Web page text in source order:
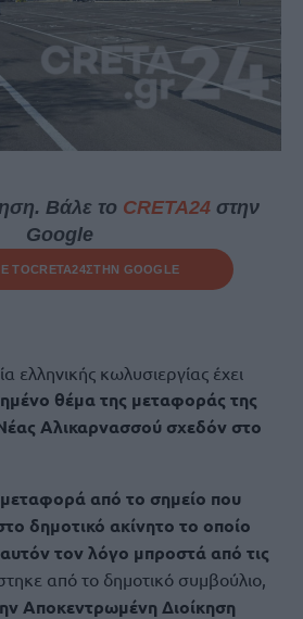
Βάλε το CRETA24στην
Google
ΤΟCRETA24ΣΤΗΝ GOOGLE
ελληνικής κωλυσιεργίας έχει
θέμα της μεταφοράς της
Αλικαρνασσού σχεδόν στο
από το σημείο που
δημοτικό ακίνητο το οποίο
τον λόγο μπροστά από τις
από το δημοτικό συμβούλιο,
Αποκεντρωμένη Διοίκηση